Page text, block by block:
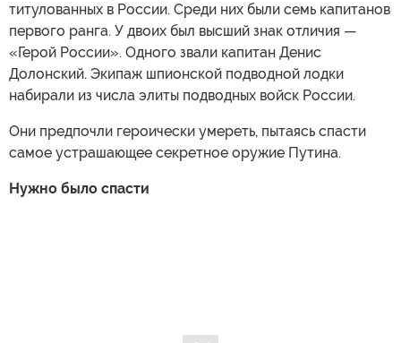
титулованных в России. Среди них были семь капитанов
первого ранга. У двоих был высший знак отличия —
«Герой России». Одного звали капитан Денис
Долонский. Экипаж шпионской подводной лодки
набирали из числа элиты подводных войск России.
Они предпочли героически умереть, пытаясь спасти
самое устрашающее секретное оружие Путина.
Нужно было спасти